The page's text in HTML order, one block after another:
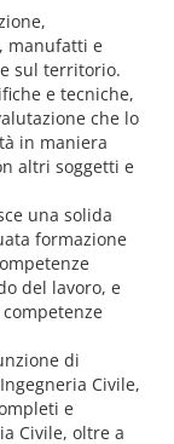
manufatti e
sul territorio.
e tecniche,
che lo
in maniera
altri soggetti e
una solida
formazione
del lavoro, e
di
Civile,
e
Civile, oltre a